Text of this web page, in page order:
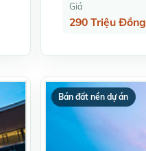
Giá
290 Triệu Đồng
Bán đất nền dự án